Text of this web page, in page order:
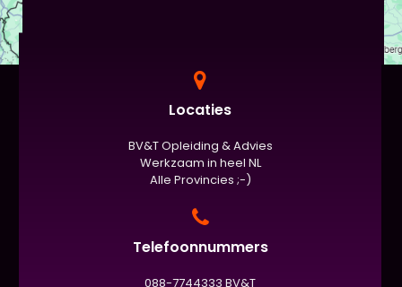
Locaties
BV&T Opleiding & Advies
Werkzaam in heel NL
Alle Provincies ;-)
Telefoonnummers
088-7744333 BV&T